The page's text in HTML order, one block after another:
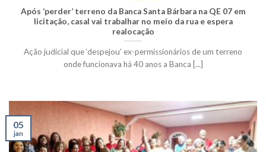
Após ‘perder’ terreno da Banca Santa Bárbara na QE 07 em
licitação, casal vai trabalhar no meio da rua e espera
realocação
Ação judicial que ‘despejou’ ex-permissionários de um terreno
onde funcionava há 40 anos a Banca [...]
05
jan